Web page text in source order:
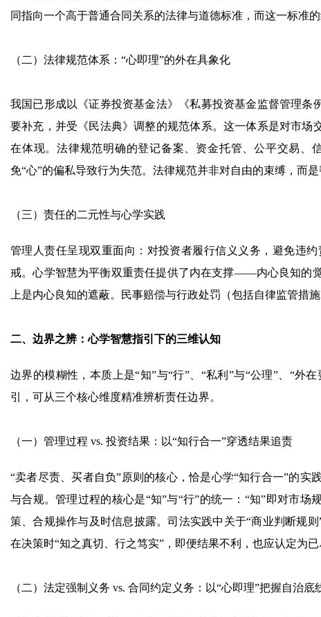
同指向一个高于普通合同关系的法律与道德标准，而这一标准
（二）法律规范体系：“心即理”的外在具象化
我国已形成以《证券投资基金法》《私募投资基金监督管理
要补充，并受《民法典》调整的规范体系。这一体系是对市
在体现。法律规范明确的登记备案、资金托管、公平交易、
免“心”的偏私导致行为失范。法律规范并非对自由的束缚，而
（三）责任的二元性与心学实践
管理人责任呈现双重面向：对投资者履行信义义务，避免违
戒。心学智慧为平衡双重责任提供了内在支撑——内心良知的
上是内心良知的遮蔽。民事赔偿与行政处罚（包括自律监管措
二、边界之辨：心学智慧指引下的三维认知
边界的模糊性，本质上是“知”与“行”、“私利”与“公理”、“外
引，可从三个核心维度精准辨析责任边界。
（一）管理过程 vs. 投资结果：以“知行合一”穿透结果追责
“卖者尽责、买者自负”原则的核心，恰是心学“知行合一”的
与合规。管理过程的核心是“知”与“行”的统一：“知”即对市
策、合规操作与及时信息披露。司法实践中关于“商业判断规
在决策时“知之真切、行之笃实”，即便结果不利，也应认定为已
（二）法定强制义务 vs. 合同约定义务：以“心即理”把握自治底